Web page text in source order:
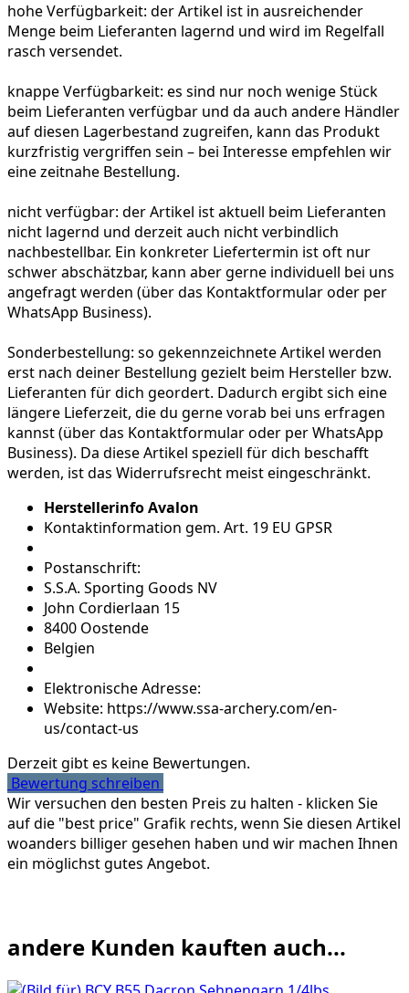
hohe Verfügbarkeit: der Artikel ist in ausreichender
Menge beim Lieferanten lagernd und wird im Regelfall
rasch versendet.
knappe Verfügbarkeit: es sind nur noch wenige Stück
beim Lieferanten verfügbar und da auch andere Händler
auf diesen Lagerbestand zugreifen, kann das Produkt
kurzfristig vergriffen sein – bei Interesse empfehlen wir
eine zeitnahe Bestellung.
nicht verfügbar: der Artikel ist aktuell beim Lieferanten
nicht lagernd und derzeit auch nicht verbindlich
nachbestellbar. Ein konkreter Liefertermin ist oft nur
schwer abschätzbar, kann aber gerne individuell bei uns
angefragt werden (über das Kontaktformular oder per
WhatsApp Business).
Sonderbestellung: so gekennzeichnete Artikel werden
erst nach deiner Bestellung gezielt beim Hersteller bzw.
Lieferanten für dich geordert. Dadurch ergibt sich eine
längere Lieferzeit, die du gerne vorab bei uns erfragen
kannst (über das Kontaktformular oder per WhatsApp
Business). Da diese Artikel speziell für dich beschafft
werden, ist das Widerrufsrecht meist eingeschränkt.
Herstellerinfo Avalon
Kontaktinformation gem. Art. 19 EU GPSR
Postanschrift:
S.S.A. Sporting Goods NV
John Cordierlaan 15
8400 Oostende
Belgien
Elektronische Adresse:
Website: https://www.ssa-archery.com/en-
us/contact-us
Derzeit gibt es keine Bewertungen.
Bewertung schreiben
Wir versuchen den besten Preis zu halten - klicken Sie
auf die "best price" Grafik rechts, wenn Sie diesen Artikel
woanders billiger gesehen haben und wir machen Ihnen
ein möglichst gutes Angebot.
andere Kunden kauften auch...